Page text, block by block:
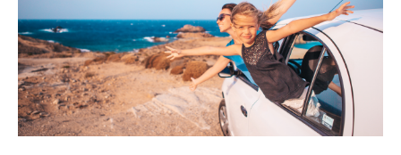
en
verano